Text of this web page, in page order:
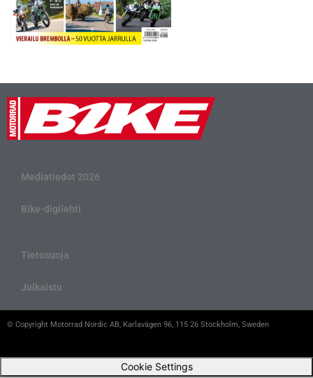
Mediatiedot 2026
Bike-digilehti
Tietosuoja
Julkaistu
© Copyright Motorrad Nordic AB, Karlavägen 96, 115 26 Stockholm, Sweden
Cookie Settings